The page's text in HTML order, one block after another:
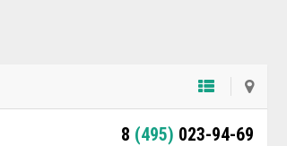
8 (495) 023-94-69